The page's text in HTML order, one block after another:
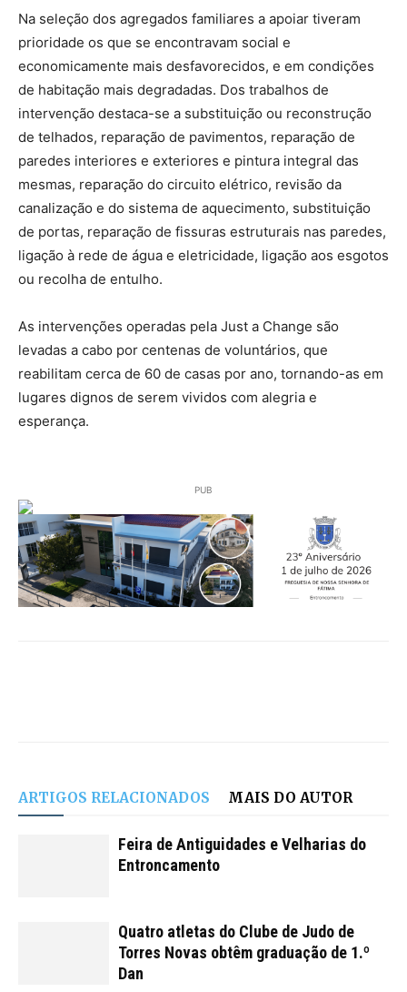
Na seleção dos agregados familiares a apoiar tiveram
prioridade os que se encontravam social e
economicamente mais desfavorecidos, e em condições
de habitação mais degradadas. Dos trabalhos de
intervenção destaca-se a substituição ou reconstrução
de telhados, reparação de pavimentos, reparação de
paredes interiores e exteriores e pintura integral das
mesmas, reparação do circuito elétrico, revisão da
canalização e do sistema de aquecimento, substituição
de portas, reparação de fissuras estruturais nas paredes,
ligação à rede de água e eletricidade, ligação aos esgotos
ou recolha de entulho.
As intervenções operadas pela Just a Change são
levadas a cabo por centenas de voluntários, que
reabilitam cerca de 60 de casas por ano, tornando-as em
lugares dignos de serem vividos com alegria e
esperança.
PUB
ARTIGOS RELACIONADOS MAIS DO AUTOR
Feira de Antiguidades e Velharias do
Entroncamento
Quatro atletas do Clube de Judo de
Torres Novas obtêm graduação de 1.º
Dan